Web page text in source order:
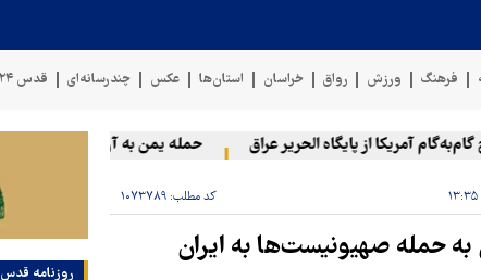
فرهنگ ورزش رواق خراسان استان‌ها عکس چندرسانه‌ای قدس ۲۴
آمریکا از پایگاه الحریر عراق حمله یمن به آرامکو
کد مطلب: ۱۰۷۳۷۸۹
حمله صهیونیست‌ها به ایران
روزنامه قدس